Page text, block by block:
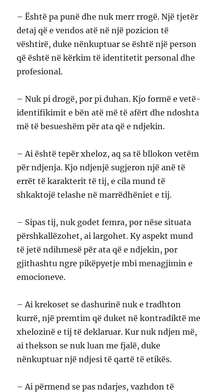
– Është pa punë dhe nuk merr rrogë. Një tjetër
detaj që e vendos atë në një pozicion të
vështirë, duke nënkuptuar se është një person
që është në kërkim të identitetit personal dhe
profesional.
– Nuk pi drogë, por pi duhan. Kjo formë e vetë-
identifikimit e bën atë më të afërt dhe ndoshta
më të besueshëm për ata që e ndjekin.
– Ai është tepër xheloz, aq sa të bllokon vetëm
për ndjenja. Kjo ndjenjë sugjeron një anë të
errët të karakterit të tij, e cila mund të
shkaktojë telashe në marrëdhëniet e tij.
– Sipas tij, nuk godet femra, por nëse situata
përshkallëzohet, ai largohet. Ky aspekt mund
të jetë ndihmesë për ata që e ndjekin, por
gjithashtu ngre pikëpyetje mbi menagjimin e
emocioneve.
– Ai krekoset se dashurinë nuk e tradhton
kurrë, një premtim që duket në kontradiktë me
xhelozinë e tij të deklaruar. Kur nuk ndjen më,
ai thekson se nuk luan me fjalë, duke
nënkuptuar një ndjesi të qartë të etikës.
– Ai përmend se pas ndarjes, vazhdon të